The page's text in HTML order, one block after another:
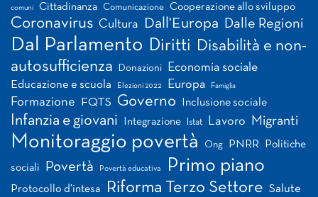
comuni Cittadinanza Comunicazione Cooperazione allo sviluppo
Coronavirus Cultura Dall'Europa Dalle Regioni
Dal Parlamento Diritti Disabilità e non-
autosufficienza
Donazioni Economia sociale
Educazione e scuola Elezioni 2022 Europa Famiglia
Formazione FQTS Governo Inclusione sociale
Infanzia e giovani Integrazione Istat Lavoro Migranti
Monitoraggio povertà Ong PNRR Politiche
sociali Povertà Povertà educativa Primo piano
Protocollo d'intesa Riforma Terzo Settore Salute